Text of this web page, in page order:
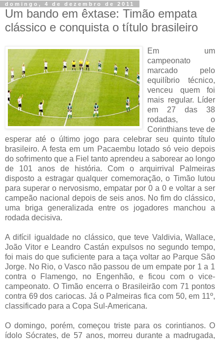
domingo, 4 de dezembro de 2011
Um bando em êxtase: Timão empata
clássico e conquista o título brasileiro
Em um
campeonato
marcado pelo
equilíbrio técnico,
venceu quem foi
mais regular. Líder
em 27 das 38
rodadas, o
Corinthians teve de
esperar até o último jogo para celebrar seu quinto título
brasileiro. A festa em um Pacaembu lotado só veio depois
do sofrimento que a Fiel tanto aprendeu a saborear ao longo
de 101 anos de história. Com o arquirrival Palmeiras
disposto a estragar qualquer comemoração, o Timão lutou
para superar o nervosismo, empatar por 0 a 0 e voltar a ser
campeão nacional depois de seis anos. No fim do clássico,
uma briga generalizada entre os jogadores manchou a
rodada decisiva.
A difícil igualdade no clássico, que teve Valdivia, Wallace,
João Vitor e Leandro Castán expulsos no segundo tempo,
foi mais do que suficiente para a taça voltar ao Parque São
Jorge. No Rio, o Vasco não passou de um empate por 1 a 1
contra o Flamengo, no Engenhão, e ficou com o vice-
campeonato. O Timão encerra o Brasileirão com 71 pontos
contra 69 dos cariocas. Já o Palmeiras fica com 50, em 11º,
classificado para a Copa Sul-Americana.
O domingo, porém, começou triste para os corintianos. O
ídolo Sócrates, de 57 anos, morreu durante a madrugada,